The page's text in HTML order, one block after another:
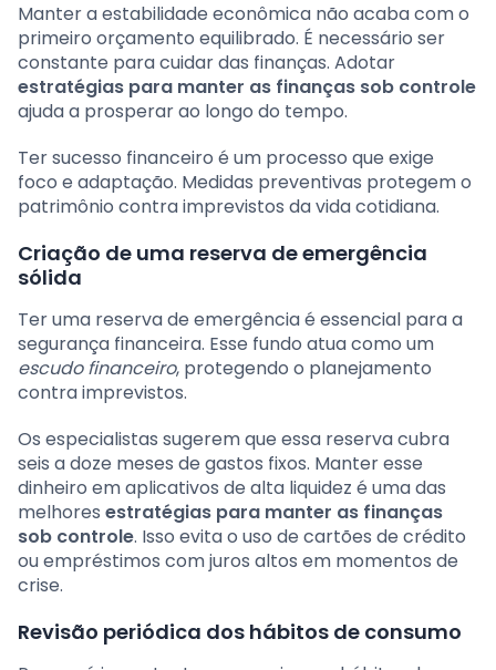
Manter a estabilidade econômica não acaba com o
primeiro orçamento equilibrado. É necessário ser
constante para cuidar das finanças. Adotar
estratégias para manter as finanças sob controle
ajuda a prosperar ao longo do tempo.
Ter sucesso financeiro é um processo que exige
foco e adaptação. Medidas preventivas protegem o
patrimônio contra imprevistos da vida cotidiana.
Criação de uma reserva de emergência
sólida
Ter uma reserva de emergência é essencial para a
segurança financeira. Esse fundo atua como um
escudo financeiro, protegendo o planejamento
contra imprevistos.
Os especialistas sugerem que essa reserva cubra
seis a doze meses de gastos fixos. Manter esse
dinheiro em aplicativos de alta liquidez é uma das
melhores estratégias para manter as finanças
sob controle. Isso evita o uso de cartões de crédito
ou empréstimos com juros altos em momentos de
crise.
Revisão periódica dos hábitos de consumo